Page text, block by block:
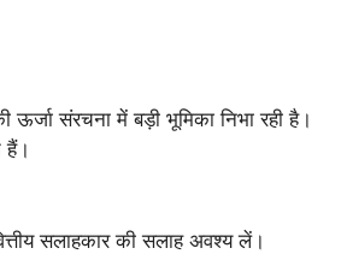
ऊर्जा संरचना में बड़ी भूमिका निभा रही है।
हैं।
सलाहकार की सलाह अवश्य लें।